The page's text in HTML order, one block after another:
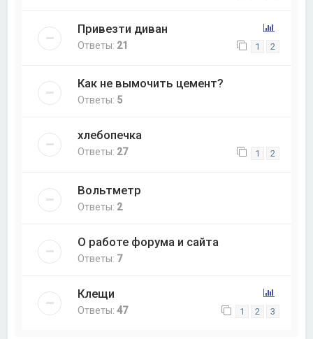
Привезти диван
Ответы: 21 1 2
Как не вымочить цемент?
Ответы: 5
хлебопечка
Ответы: 27 1 2
Вольтметр
Ответы: 2
О работе форума и сайта
Ответы: 7
Клещи
Ответы:47 1 2 3